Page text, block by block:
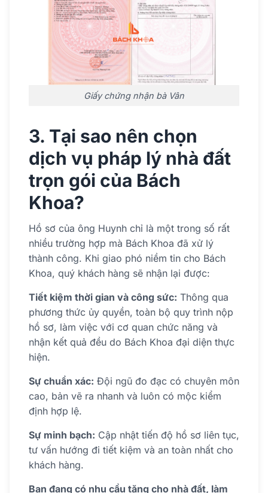
Giấy chứng nhận bà Vân
3. Tại sao nên chọn
dịch vụ pháp lý nhà đất
trọn gói của Bách
Khoa?
Hồ sơ của ông Huynh chỉ là một trong số rất
nhiều trường hợp mà Bách Khoa đã xử lý
thành công. Khi giao phó niềm tin cho Bách
Khoa, quý khách hàng sẽ nhận lại được:
Tiết kiệm thời gian và công sức: Thông qua
phương thức ủy quyền, toàn bộ quy trình nộp
hồ sơ, làm việc với cơ quan chức năng và
nhận kết quả đều do Bách Khoa đại diện thực
hiện.
Sự chuẩn xác: Đội ngũ đo đạc có chuyên môn
cao, bản vẽ ra nhanh và luôn có mộc kiểm
định hợp lệ.
Sự minh bạch: Cập nhật tiến độ hồ sơ liên tục,
tư vấn hướng đi tiết kiệm và an toàn nhất cho
khách hàng.
Bạn đang có nhu cầu tặng cho nhà đất, làm